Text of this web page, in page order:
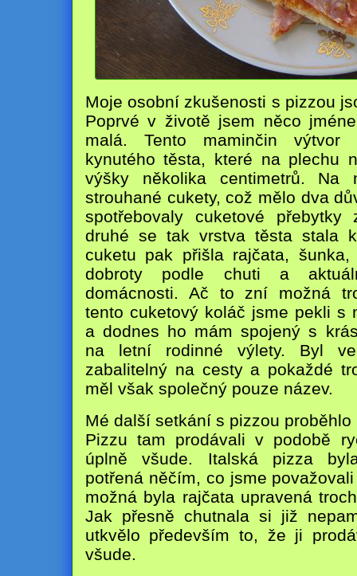
Moje osobní zkušenosti s pizzou
Poprvé v životě jsem něco
malá. Tento maminčin
kynutého těsta, které na plechu
výšky několika centimetrů. Na
strouhané cukety, což mělo dva
spotřebovaly cuketové
druhé se tak vrstva těsta stala
cuketu pak přišla rajčata,
dobroty podle chuti a
domácnosti. Ač to zní možná
tento cuketový koláč jsme pekli s
a dodnes ho mám spojený s
na letní rodinné výlety. Byl
zabalitelný na cesty a pokaždé
měl však společný pouze název.
Mé další setkání s pizzou
Pizzu tam prodávali v podobě
úplně všude. Italská pizza
potřená něčím, co jsme
možná byla rajčata upravená
Jak přesně chutnala si již
utkvělo především to, že ji
všude.